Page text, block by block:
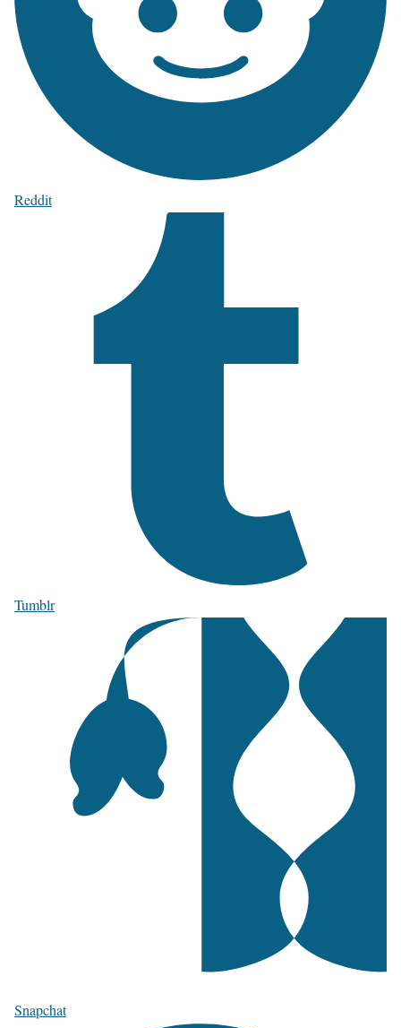
Reddit
Tumblr
Snapchat